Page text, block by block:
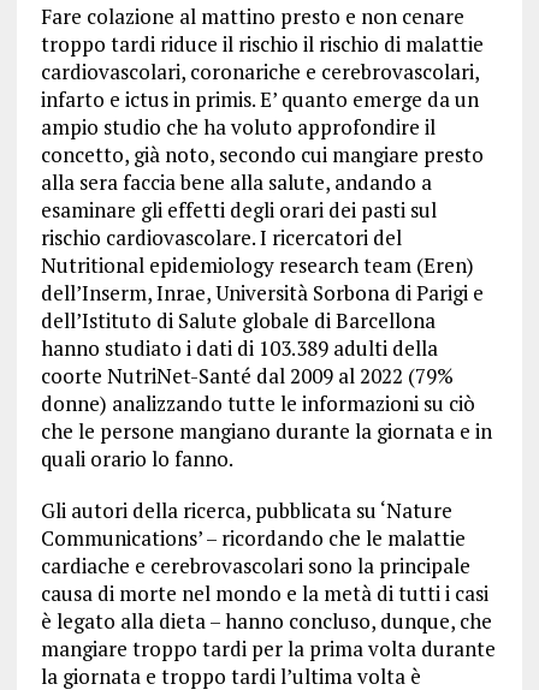
Fare colazione al mattino presto e non cenare
troppo tardi riduce il rischio il rischio di malattie
cardiovascolari, coronariche e cerebrovascolari,
infarto e ictus in primis. E’ quanto emerge da un
ampio studio che ha voluto approfondire il
concetto, già noto, secondo cui mangiare presto
alla sera faccia bene alla salute, andando a
esaminare gli effetti degli orari dei pasti sul
rischio cardiovascolare. I ricercatori del
Nutritional epidemiology research team (Eren)
dell’Inserm, Inrae, Università Sorbona di Parigi e
dell’Istituto di Salute globale di Barcellona
hanno studiato i dati di 103.389 adulti della
coorte NutriNet-Santé dal 2009 al 2022 (79%
donne) analizzando tutte le informazioni su ciò
che le persone mangiano durante la giornata e in
quali orario lo fanno.
Gli autori della ricerca, pubblicata su ‘Nature
Communications’ – ricordando che le malattie
cardiache e cerebrovascolari sono la principale
causa di morte nel mondo e la metà di tutti i casi
è legato alla dieta – hanno concluso, dunque, che
mangiare troppo tardi per la prima volta durante
la giornata e troppo tardi l’ultima volta è